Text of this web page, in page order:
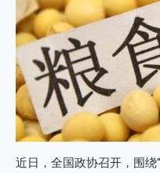
近日，全国政协召开，围